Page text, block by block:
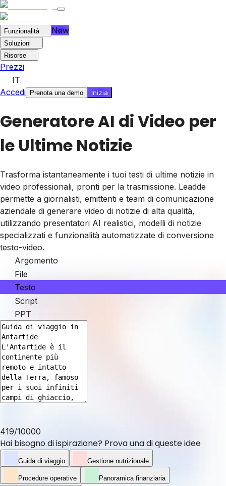
Funzionalità New
Soluzioni
Risorse
Prezzi
IT
Accedi
Prenota una demo Inizia
Generatore AI di Video per
le Ultime Notizie
Trasforma istantaneamente i tuoi testi di ultime notizie in
video professionali, pronti per la trasmissione. Leadde
permette a giornalisti, emittenti e team di comunicazione
aziendale di generare video di notizie di alta qualità,
utilizzando presentatori AI realistici, modelli di notizie
specializzati e funzionalità automatizzate di conversione
testo-video.
Argomento
File
Testo
Script
PPT
419/10000
Hai bisogno di ispirazione? Prova una di queste idee
Guida di viaggio Gestione nutrizionale
Procedure operative Panoramica finanziaria